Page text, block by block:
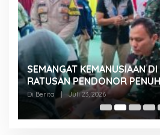
SEMANGAT KEMANUSIAAN
RATUSAN PENDONOR
STOK DARAH
Di Berita | Juli 23, 2026